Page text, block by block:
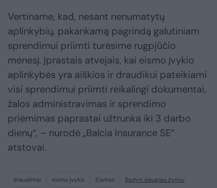
Vertiname, kad, nesant nenumatytų
aplinkybių, pakankamą pagrindą galutiniam
sprendimui priimti turėsime rugpjūčio
mėnesį. Įprastais atvejais, kai eismo įvykio
aplinkybės yra aiškios ir draudikui pateikiami
visi sprendimui priimti reikalingi dokumentai,
žalos administravimas ir sprendimo
priėmimas paprastai užtrunka iki 3 darbo
dienų“, – nurodė „Balcia Insurance SE“
atstovai.
draudimai eismo įvykis Eismas Rodyti daugiau žymių